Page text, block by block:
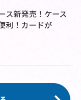
ス新発売！ケース
利！カードが